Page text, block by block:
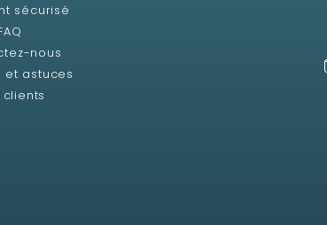
sécurisé
nous
et astuces
clients